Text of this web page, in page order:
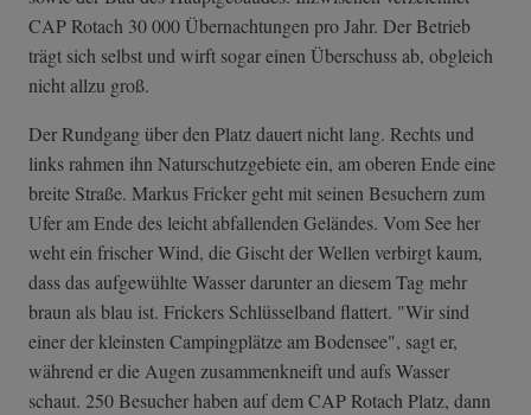
CAP Rotach 30 000 Übernachtungen pro Jahr. Der Betrieb
trägt sich selbst und wirft sogar einen Überschuss ab, obgleich
nicht allzu groß.
Der Rundgang über den Platz dauert nicht lang. Rechts und
links rahmen ihn Naturschutzgebiete ein, am oberen Ende eine
breite Straße. Markus Fricker geht mit seinen Besuchern zum
Ufer am Ende des leicht abfallenden Geländes. Vom See her
weht ein frischer Wind, die Gischt der Wellen verbirgt kaum,
dass das aufgewühlte Wasser darunter an diesem Tag mehr
braun als blau ist. Frickers Schlüsselband flattert. "Wir sind
einer der kleinsten Campingplätze am Bodensee", sagt er,
während er die Augen zusammenkneift und aufs Wasser
schaut. 250 Besucher haben auf dem CAP Rotach Platz, dann